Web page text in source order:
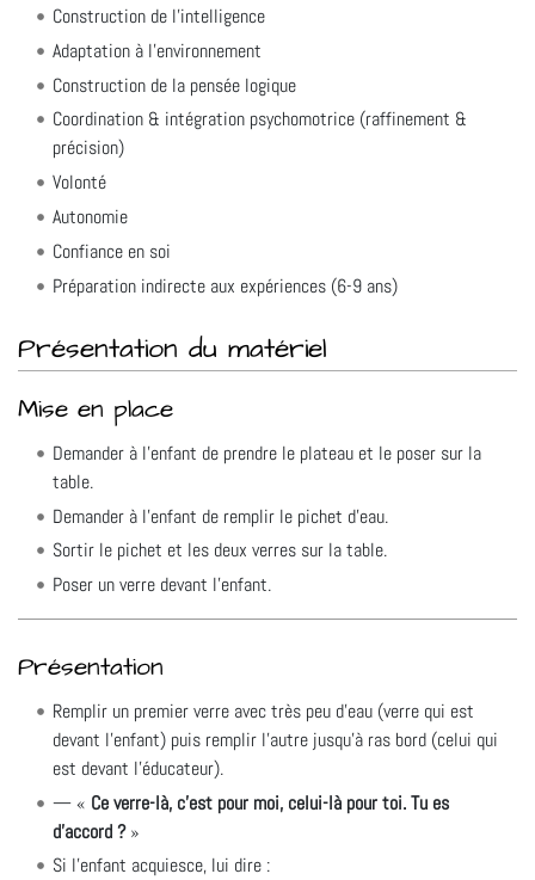
Construction de l'intelligence
Adaptation à l'environnement
Construction de la pensée logique
Coordination & intégration psychomotrice (raffinement &
précision)
Volonté
Autonomie
Confiance en soi
Préparation indirecte aux expériences (6-9 ans)
Présentation du matériel
Mise en place
Demander à l'enfant de prendre le plateau et le poser sur la
table.
Demander à l'enfant de remplir le pichet d'eau.
Sortir le pichet et les deux verres sur la table.
Poser un verre devant l'enfant.
Présentation
Remplir un premier verre avec très peu d'eau (verre qui est
devant l'enfant) puis remplir l'autre jusqu'à ras bord (celui qui
est devant l'éducateur).
Ce verre-là, c'est pour moi, celui-là pour toi. Tu es
d'accord ?
Si l'enfant acquiesce, lui dire :